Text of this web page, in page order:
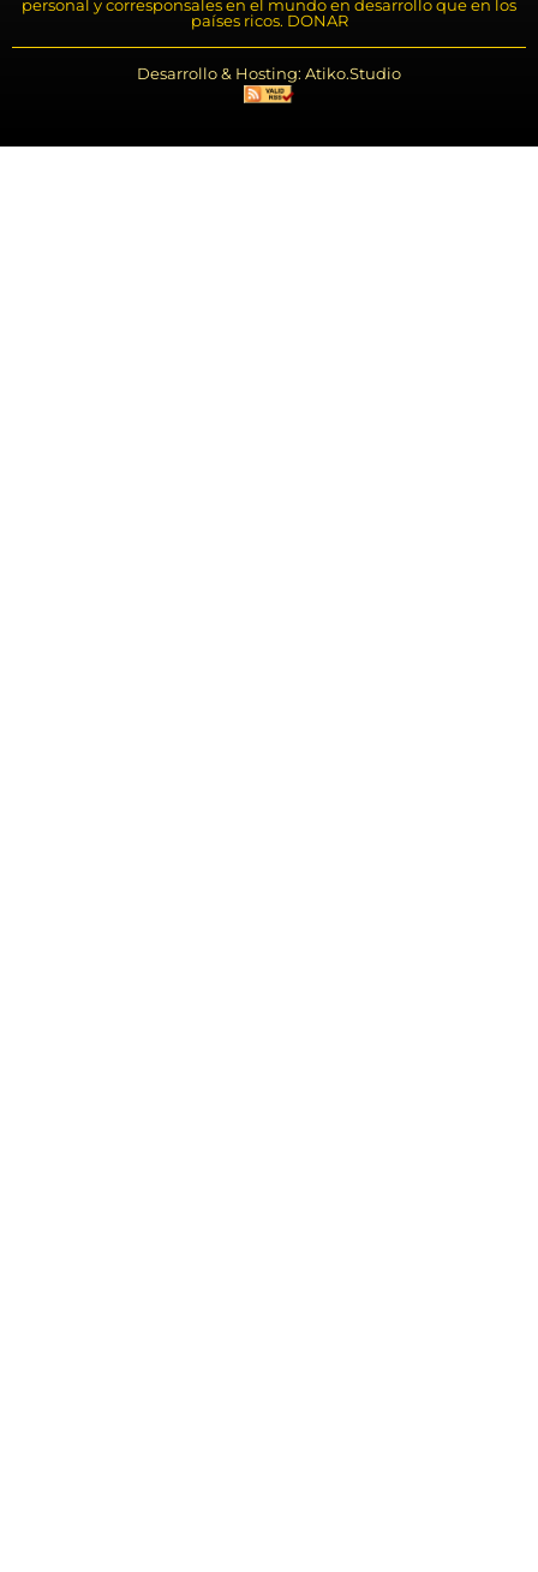
personal y corresponsales en el mundo en desarrollo que en los
países ricos. DONAR
Desarrollo & Hosting: Atiko.Studio